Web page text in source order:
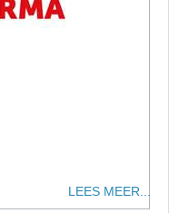
LEES MEER...